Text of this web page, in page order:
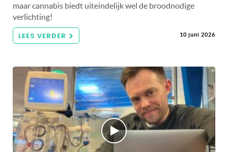
maar cannabis biedt uiteindelijk wel de broodnodige
verlichting!
LEES VERDER 10 juni 2026